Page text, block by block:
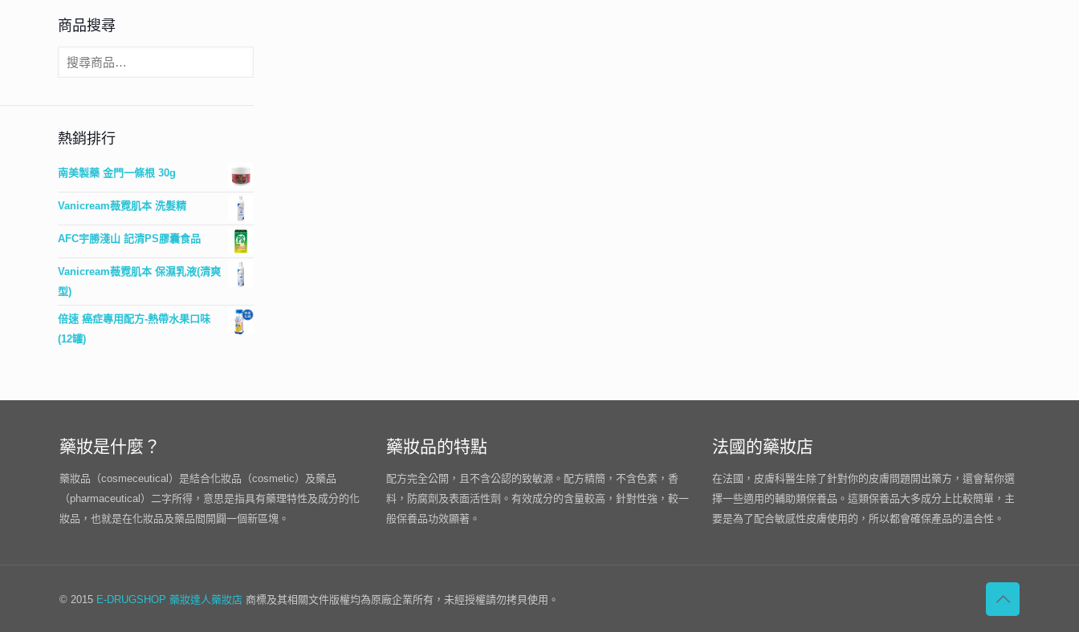
商品搜尋
熱銷排行
南美製藥 金門一條根 30g
Vanicream薇霓肌本 洗髮精
AFC宇勝淺山 記清PS膠囊食品
Vanicream薇霓肌本 保濕乳液(清爽
型)
倍速 癌症專用配方-熱帶水果口味
(12罐)
藥妝是什麼？
藥妝品（cosmeceutical）是結合化妝品（cosmetic）及藥品
（pharmaceutical）二字所得，意思是指具有藥理特性及成分的化
妝品，也就是在化妝品及藥品間開闢一個新區塊。
藥妝品的特點
配方完全公開，且不含公認的致敏源。配方精簡，不含色素，香
料，防腐劑及表面活性劑。有效成分的含量較高，針對性強，較一
般保養品功效顯著。
法國的藥妝店
在法國，皮膚科醫生除了針對你的皮膚問題開出藥方，還會幫你選
擇一些適用的輔助類保養品。這類保養品大多成分上比較簡單，主
要是為了配合敏感性皮膚使用的，所以都會確保產品的溫合性。
© 2015 E-DRUGSHOP 藥妝達人藥妝店 商標及其相關文件版權均為原廠企業所有，未經授權請勿拷貝使用。